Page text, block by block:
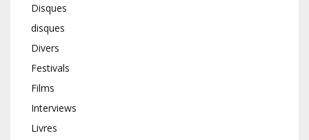
Disques
disques
Divers
Festivals
Films
Interviews
Livres